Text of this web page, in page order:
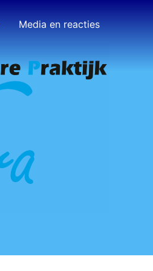
Media en reacties